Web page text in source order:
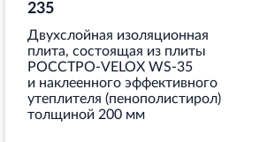
235
Двухслойная изоляционная
плита, состоящая из плиты
РОССТРО-VELOX WS-35
и наклеенного эффективного
утеплителя (пенополистирол)
толщиной 200 мм